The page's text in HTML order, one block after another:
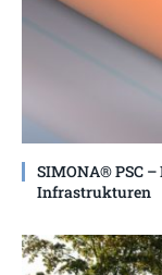
SIMONA® PSC
Infrastrukturen